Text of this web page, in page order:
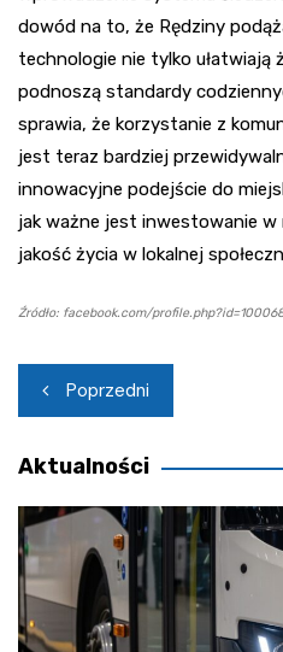
dowód na to, że Rędziny
technologie nie tylko ułatwiają
podnoszą standardy
sprawia, że korzystanie z
jest teraz bardziej
innowacyjne podejście do
jak ważne jest inwestowanie w
jakość życia w lokalnej
Źródło: facebook.com/
Nawigacja
wpisu
Poprzedni
Aktualności